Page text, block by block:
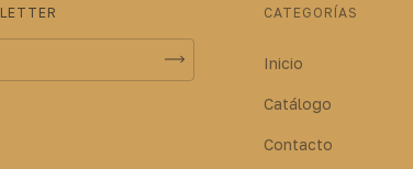
CATEGORÍAS
Inicio
Catálogo
Contacto